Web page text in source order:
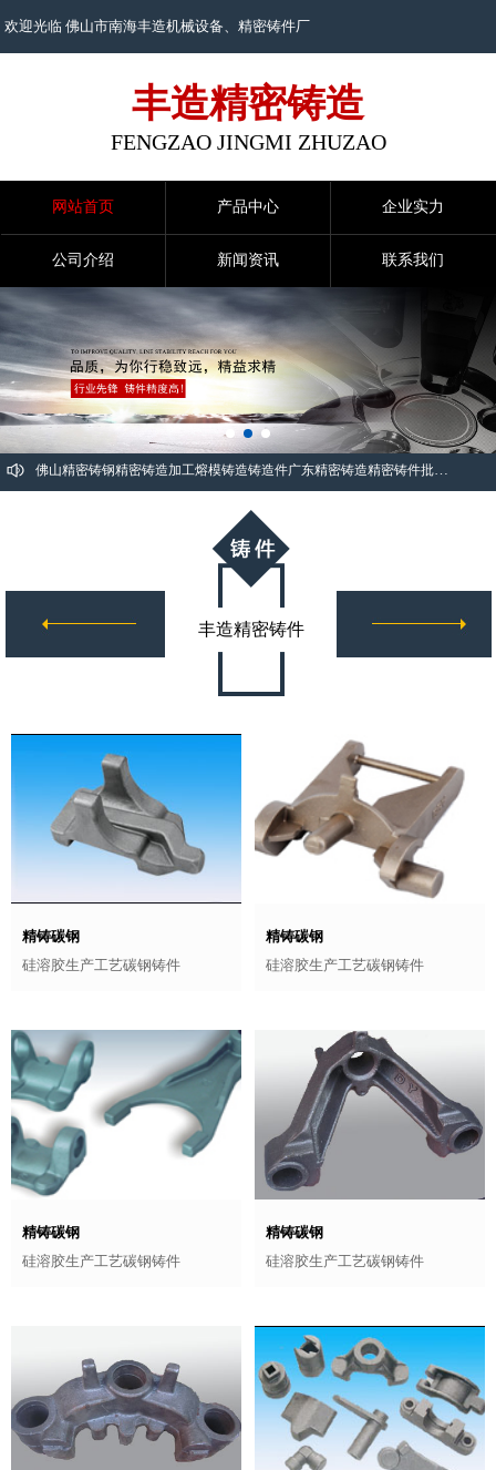
欢迎光临 佛山市南海丰造机械设备、精密铸件厂
丰造精密铸造
FENGZAO JINGMI ZHUZAO
网站首页 产品中心 企业实力
公司介绍 新闻资讯 联系我们
佛山精密铸钢精密铸造加工熔模铸造铸造件广东精密铸造精密铸件批发
丰造精密铸件
精铸碳钢
硅溶胶生产工艺碳钢铸件
精铸碳钢
硅溶胶生产工艺碳钢铸件
精铸碳钢
硅溶胶生产工艺碳钢铸件
精铸碳钢
硅溶胶生产工艺碳钢铸件